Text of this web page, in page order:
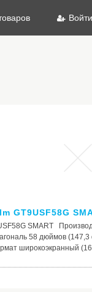
Войти
GT9USF58G
SMART
58 дюймов
широкоэкранный
Разъемы 1 х
(T2) 1 х ПК-Audio 2 х